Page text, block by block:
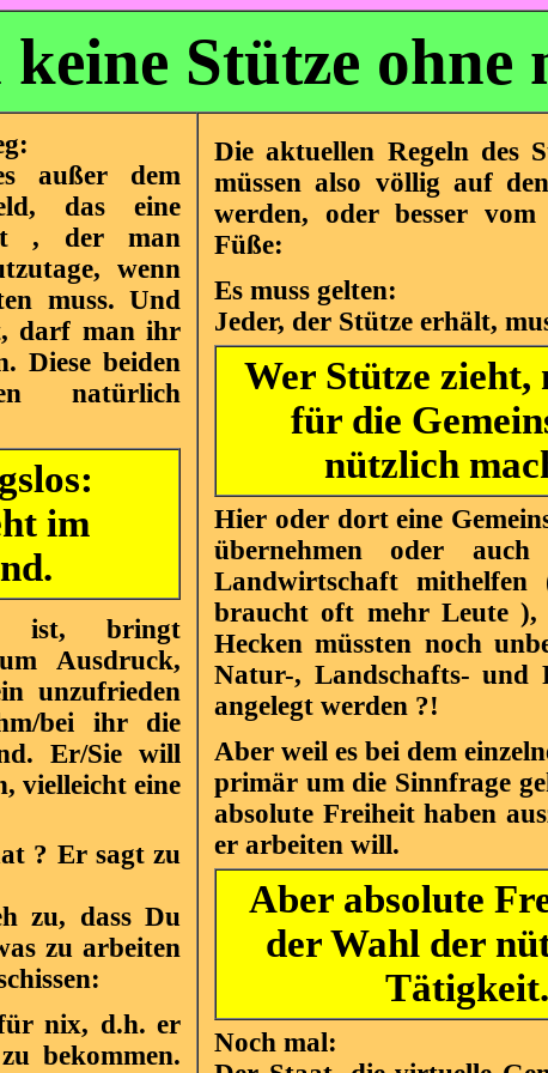
Stütze
außer dem
das eine
, der man
wenn
muss. Und
darf man ihr
Diese beiden
natürlich
im
ist, bringt
Ausdruck,
unzufrieden
bei ihr die
Er/Sie will
vielleicht eine
? Er sagt zu
zu, dass Du
zu arbeiten
nix, d.h. er
bekommen.
Die aktuellen Regeln des
müssen also völlig auf
werden, oder besser
Füße:
Es muss gelten:
Jeder, der Stütze erhält,
Wer Stütze zieht,
für die
nützlich
Hier oder dort eine
übernehmen oder
Landwirtschaft mithelfen
braucht oft mehr Leute ),
Hecken müssten noch
Natur-, Landschafts- und
angelegt werden ?!
Aber weil es bei dem
primär um die Sinnfrage
absolute Freiheit haben
er arbeiten will.
Aber absolute
der Wahl der
Tätigkeit.
Noch mal: